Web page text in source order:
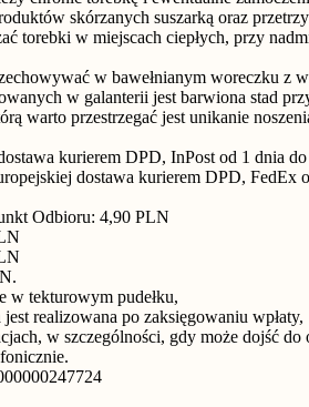
skórzanych suszarką oraz
torebki w miejscach ciepłych, przy
w bawełnianym woreczku z
w galanterii jest barwiona stad
warto przestrzegać jest unikanie
kurierem DPD, InPost od 1 dnia
dostawa kurierem DPD, FedEx
Odbioru: 4,90 PLN
w tekturowym pudełku,
realizowana po zaksięgowaniu wpłaty,
w szczególności, gdy może dojść